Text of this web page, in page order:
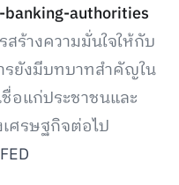
authorities
สร้างความมั่นใจให้กับ
รยังมีบทบาทสำคัญใน
อแก่ประชาชนและ
ศรษฐกิจต่อไป